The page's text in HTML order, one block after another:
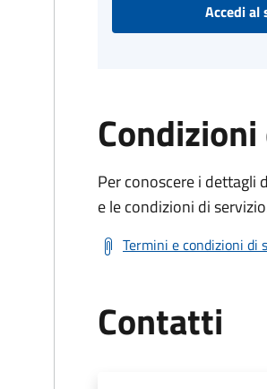
Accedi al
Per conoscere i dettagli
e le condizioni di
Termini e condizioni di
Contatti